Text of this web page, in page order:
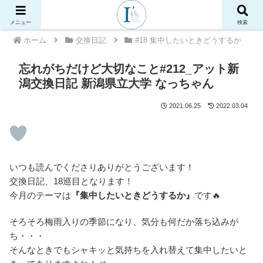
ホーム 交換日記 #18 集中したいときどうするか
忘れがちだけど大切なこと#212_アット新
潟交換日記 新潟県立大学 なっちゃん
2021.06.25 2022.03.04
いつも読んでくださりありがとうございます！
交換日記、18巡目となります！
今月のテーマは 『集中したいときどうするか』 です🔥
そろそろ梅雨入りの季節になり、気分も何だか落ち込みが
ち・・・
そんなときでもシャキッと気持ちを入れ替えて集中したいと
メニュー 検索